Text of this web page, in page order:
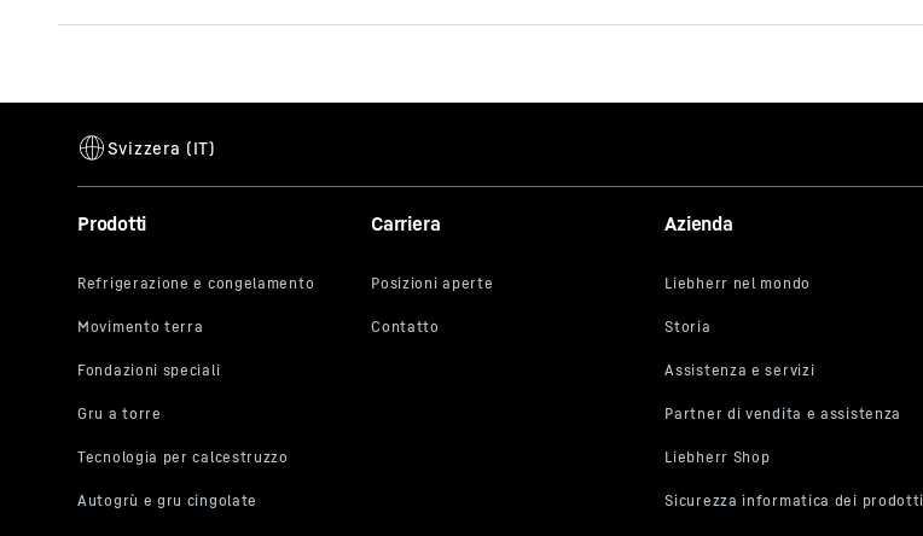
Questo video è fornito da Google*. Caricando il video, i
compreso) vengono trasmessi a Google e possono essere
particolare negli Stati Uniti**. Non abbiamo alcuna
Cliccando su “ACCETTA” si acconsente alla trasmissione
a ogni singolo video di YouTube e si desidera poter caricare
è possibile selezionare “Accetta sempre i video di
di YouTube che si apriranno in futuro sul nostro sito web.
evitare l’ulteriore trasmissione dei propri dati personali
Prodotti Carriera Azienda